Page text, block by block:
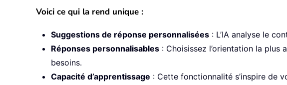
Voici ce qui la rend unique :
Suggestions de réponse personnalisées : L’IA analyse le
Réponses personnalisables : Choisissez l’orientation la plus
besoins.
Capacité d’apprentissage : Cette fonctionnalité s’inspire de